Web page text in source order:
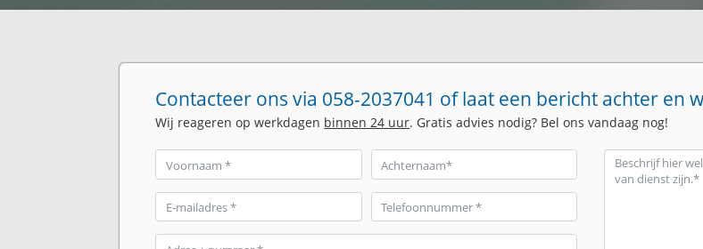
Contacteer ons via 058-2037041 of laat een bericht achter en
Wij reageren op werkdagen binnen 24 uur. Gratis advies nodig? Bel ons vandaag nog!